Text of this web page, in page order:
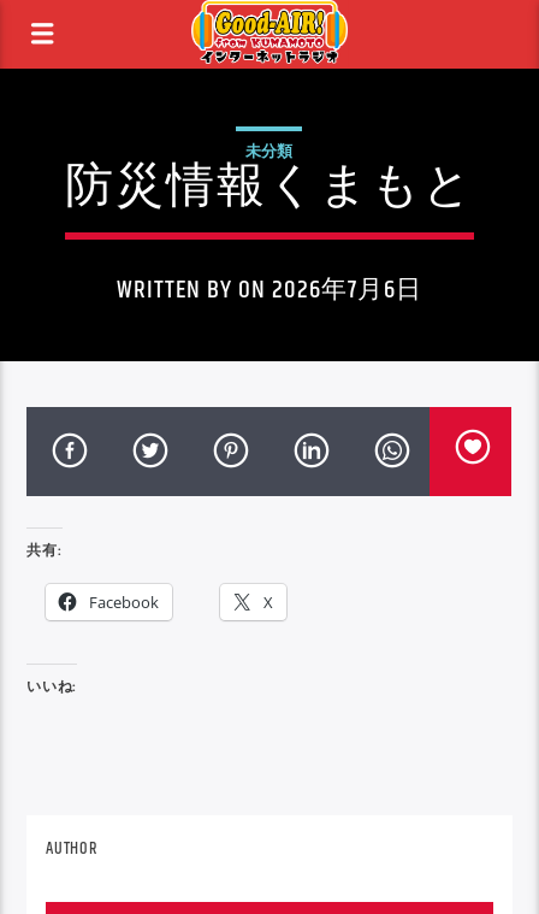
未分類
防災情報くまもと
WRITTEN BY ON 2026年7月6日
共有:
Facebook X
いいね:
AUTHOR